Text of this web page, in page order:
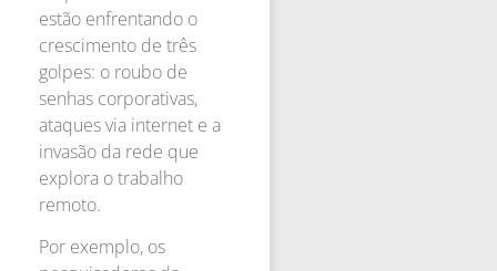
estão enfrentando o
crescimento de três
golpes: o roubo de
senhas corporativas,
ataques via internet e a
invasão da rede que
explora o trabalho
remoto.
Por exemplo, os